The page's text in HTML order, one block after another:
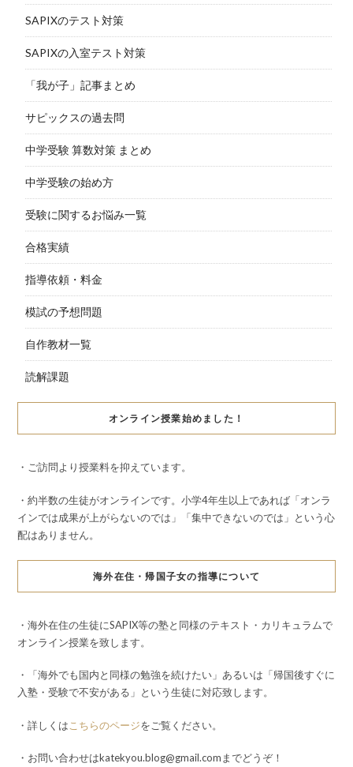
SAPIXのテスト対策
SAPIXの入室テスト対策
「我が子」記事まとめ
サピックスの過去問
中学受験 算数対策 まとめ
中学受験の始め方
受験に関するお悩み一覧
合格実績
指導依頼・料金
模試の予想問題
自作教材一覧
読解課題
オンライン授業始めました！
・ご訪問より授業料を抑えています。
・約半数の生徒がオンラインです。小学4年生以上であれば「オンラ
インでは成果が上がらないのでは」「集中できないのでは」という心
配はありません。
海外在住・帰国子女の指導について
・海外在住の生徒にSAPIX等の塾と同様のテキスト・カリキュラムで
オンライン授業を致します。
・「海外でも国内と同様の勉強を続けたい」あるいは「帰国後すぐに
入塾・受験で不安がある」という生徒に対応致します。
・詳しくは こちらのページをご覧ください。
・お問い合わせはkatekyou.blog@gmail.comまでどうぞ！